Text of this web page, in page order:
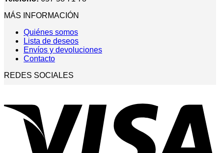
MÁS INFORMACIÓN
Quiénes somos
Lista de deseos
Envíos y devoluciones
Contacto
REDES SOCIALES